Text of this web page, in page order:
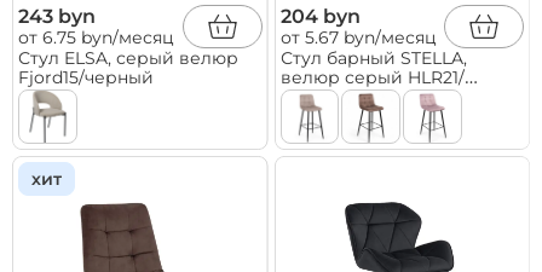
243 byn
от 6.75 byn/месяц
Стул ELSA, серый велюр
Fjord15/черный
204 byn
от 5.67 byn/месяц
Стул барный STELLA,
велюр серый HLR21/
черный
хит